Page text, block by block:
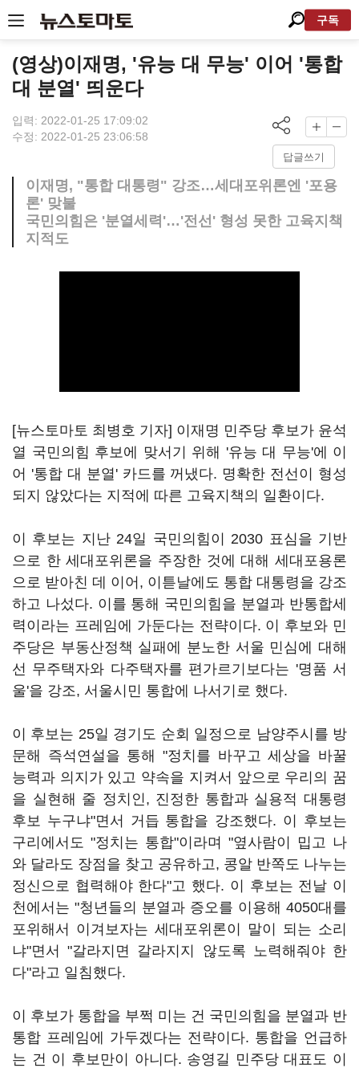
구독
(영상)이재명, '유능 대 무능' 이어 '통합
대 분열' 띄운다
입력: 2022-01-25 17:09:02
수정: 2022-01-25 23:06:58
답글쓰기
이재명, "통합 대통령" 강조…세대포위론엔 '포용
론' 맞불
국민의힘은 '분열세력'…'전선' 형성 못한 고육지책
지적도
[뉴스토마토 최병호 기자] 이재명 민주당 후보가 윤석
열 국민의힘 후보에 맞서기 위해 '유능 대 무능'에 이
어 '통합 대 분열' 카드를 꺼냈다. 명확한 전선이 형성
되지 않았다는 지적에 따른 고육지책의 일환이다.
이 후보는 지난 24일 국민의힘이 2030 표심을 기반
으로 한 세대포위론을 주장한 것에 대해 세대포용론
으로 받아친 데 이어, 이튿날에도 통합 대통령을 강조
하고 나섰다. 이를 통해 국민의힘을 분열과 반통합세
력이라는 프레임에 가둔다는 전략이다. 이 후보와 민
주당은 부동산정책 실패에 분노한 서울 민심에 대해
선 무주택자와 다주택자를 편가르기보다는 '명품 서
울'을 강조, 서울시민 통합에 나서기로 했다.
이 후보는 25일 경기도 순회 일정으로 남양주시를 방
문해 즉석연설을 통해 "정치를 바꾸고 세상을 바꿀
능력과 의지가 있고 약속을 지켜서 앞으로 우리의 꿈
을 실현해 줄 정치인, 진정한 통합과 실용적 대통령
후보 누구냐"면서 거듭 통합을 강조했다. 이 후보는
구리에서도 "정치는 통합"이라며 "옆사람이 밉고 나
와 달라도 장점을 찾고 공유하고, 콩알 반쪽도 나누는
정신으로 협력해야 한다"고 했다. 이 후보는 전날 이
천에서는 "청년들의 분열과 증오를 이용해 4050대를
포위해서 이겨보자는 세대포위론이 말이 되는 소리
냐"면서 "갈라지면 갈라지지 않도록 노력해줘야 한
다"라고 일침했다.
이 후보가 통합을 부쩍 미는 건 국민의힘을 분열과 반
통합 프레임에 가두겠다는 전략이다. 통합을 언급하
는 건 이 후보만이 아니다. 송영길 민주당 대표도 이